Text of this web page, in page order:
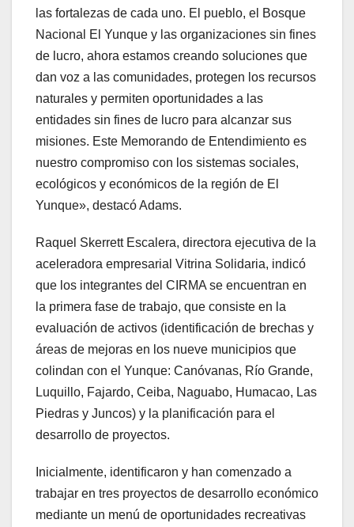
las fortalezas de cada uno. El pueblo, el Bosque
Nacional El Yunque y las organizaciones sin fines
de lucro, ahora estamos creando soluciones que
dan voz a las comunidades, protegen los recursos
naturales y permiten oportunidades a las
entidades sin fines de lucro para alcanzar sus
misiones. Este Memorando de Entendimiento es
nuestro compromiso con los sistemas sociales,
ecológicos y económicos de la región de El
Yunque», destacó Adams.
Raquel Skerrett Escalera, directora ejecutiva de la
aceleradora empresarial Vitrina Solidaria, indicó
que los integrantes del CIRMA se encuentran en
la primera fase de trabajo, que consiste en la
evaluación de activos (identificación de brechas y
áreas de mejoras en los nueve municipios que
colindan con el Yunque: Canóvanas, Río Grande,
Luquillo, Fajardo, Ceiba, Naguabo, Humacao, Las
Piedras y Juncos) y la planificación para el
desarrollo de proyectos.
Inicialmente, identificaron y han comenzado a
trabajar en tres proyectos de desarrollo económico
mediante un menú de oportunidades recreativas